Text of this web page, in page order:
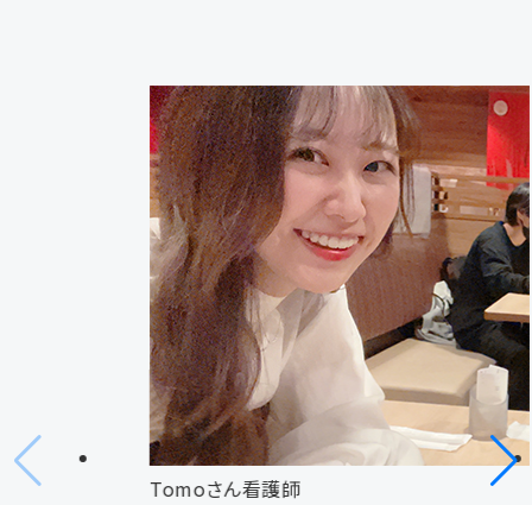
Tomoさん看護師